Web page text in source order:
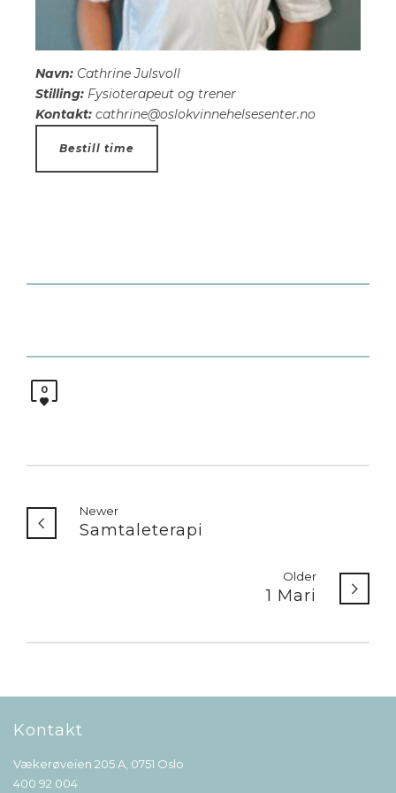
Navn: Cathrine Julsvoll
Stilling: Fysioterapeut og trener
Kontakt: cathrine@oslokvinnehelsesenter.no
Bestill time
0
Newer
Samtaleterapi
Older
1 Mari
Kontakt
Vækerøveien 205 A, 0751 Oslo
400 92 004